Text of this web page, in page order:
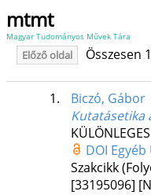
mtmt
Magyar Tudományos Művek Tára
Előző oldal Összesen
1.
Biczó, Gábor
Kutatásetika
DOI Egyéb
Szakcikk
[33195096]